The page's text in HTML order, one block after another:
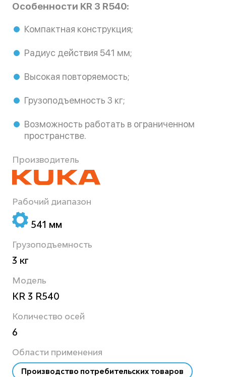
Особенности KR 3 R540:
Компактная конструкция;
Радиус действия 541 мм;
Высокая повторяемость;
Грузоподъемность 3 кг;
Возможность работать в ограниченном
пространстве.
Производитель
Рабочий диапазон
541 мм
Грузоподъемность
3 кг
Модель
KR 3 R540
Количество осей
6
Области применения
Производство потребительских товаров